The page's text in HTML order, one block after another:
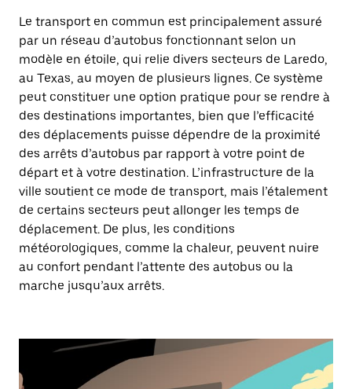
Le transport en commun est principalement assuré
par un réseau d’autobus fonctionnant selon un
modèle en étoile, qui relie divers secteurs de Laredo,
au Texas, au moyen de plusieurs lignes. Ce système
peut constituer une option pratique pour se rendre à
des destinations importantes, bien que l’efficacité
des déplacements puisse dépendre de la proximité
des arrêts d’autobus par rapport à votre point de
départ et à votre destination. L’infrastructure de la
ville soutient ce mode de transport, mais l’étalement
de certains secteurs peut allonger les temps de
déplacement. De plus, les conditions
météorologiques, comme la chaleur, peuvent nuire
au confort pendant l’attente des autobus ou la
marche jusqu’aux arrêts.